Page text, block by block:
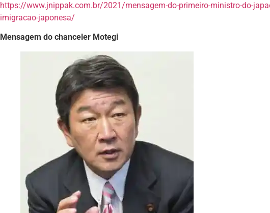
https://www.jnippak.com.br/2021/mensagem-do-primeiro-ministro-do-
imigracao-japonesa/
Mensagem do chanceler Motegi